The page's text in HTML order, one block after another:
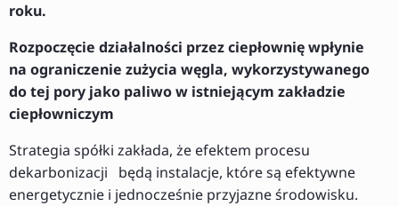
roku.
Rozpoczęcie działalności przez ciepłownię wpłynie
na ograniczenie zużycia węgla, wykorzystywanego
do tej pory jako paliwo w istniejącym zakładzie
ciepłowniczym
Strategia spółki zakłada, że efektem procesu
dekarbonizacji będą instalacje, które są efektywne
energetycznie i jednocześnie przyjazne środowisku.